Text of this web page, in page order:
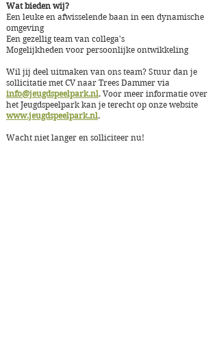
Wat bieden wij?
Een leuke en afwisselende baan in een dynamische
omgeving
Een gezellig team van collega's
Mogelijkheden voor persoonlijke ontwikkeling
Wil jij deel uitmaken van ons team? Stuur dan je
sollicitatie met CV naar Trees Dammer via
info@jeugdspeelpark.nl. Voor meer informatie over
het Jeugdspeelpark kan je terecht op onze website
www.jeugdspeelpark.nl.
Wacht niet langer en solliciteer nu!